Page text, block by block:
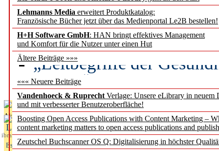
Lehmanns Media erweitert Produktkatalog:
Französische Bücher jetzt über das Medienportal Le2B bestellen!
H+H Software GmbH: HAN bringt effektives Management
und Komfort für die Nutzer unter einen Hut
Ältere Beiträge »»»
««« Neuere Beiträge
Vandenhoeck & Ruprecht Verlage: Unsere eLibrary in neuem
und mit verbesserter Benutzeroberfläche!
Boosting Open Access Publications with Content Marketing –
content marketing matters to open access publications and
Zeutschel Buchscanner OS Q: Digitalisierung in höchster
Künstliche Intelligenz
besser zu verstehen
„Leitbegriffe der
des BIÖG erscheinen
Aktuelles aus
L
ibrary
Essentials